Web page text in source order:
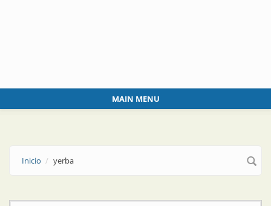
MAIN MENU
Inicio yerba